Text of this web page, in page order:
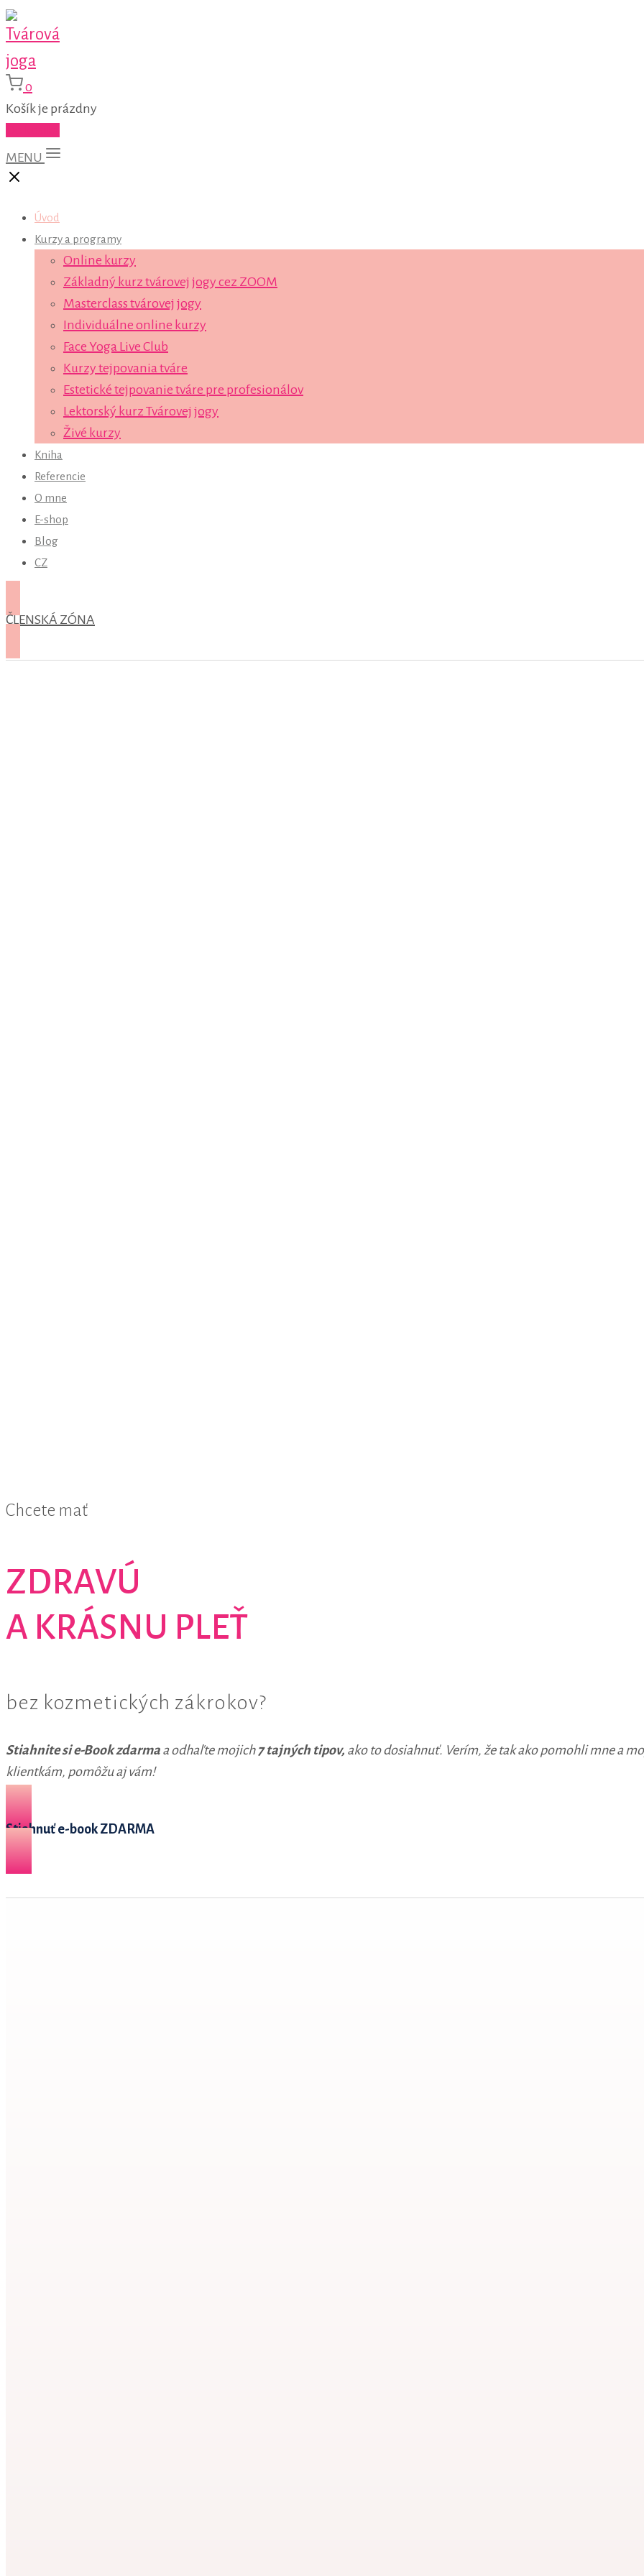
0
Košík je prázdny
MENU
Úvod
Kurzy a programy
Online kurzy
Základný kurz tvárovej jogy cez ZOOM
Masterclass tvárovej jogy
Individuálne online kurzy
Face Yoga Live Club
Kurzy tejpovania tváre
Estetické tejpovanie tváre pre profesionálov
Lektorský kurz Tvárovej jogy
Živé kurzy
Kniha
Referencie
O mne
E-shop
Blog
CZ
ČLENSKÁ ZÓNA
Chcete mať
ZDRAVÚ
A KRÁSNU PLEŤ
bez kozmetických zákrokov?
Stiahnite si e-Book zdarma a odhaľte mojich 7 tajných tipov, ako to dosiahnuť. Verím, že tak ako pomohli mne a
klientkám, pomôžu aj vám!
Stiahnuť e-book ZDARMA